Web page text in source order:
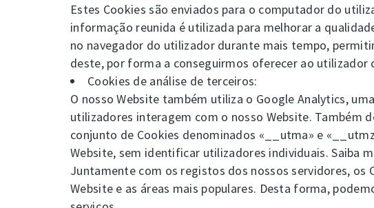
Estes Cookies são enviados para o computador do
informação reunida é utilizada para melhorar a
no navegador do utilizador durante mais tempo,
deste, por forma a conseguirmos oferecer ao
Cookies de análise de terceiros:
O nosso Website também utiliza o Google Analytics,
utilizadores interagem com o nosso Website. Também
conjunto de Cookies denominados «__utma» e
Website, sem identificar utilizadores individuais. Saiba
Juntamente com os registos dos nossos servidores,
Website e as áreas mais populares. Desta forma,